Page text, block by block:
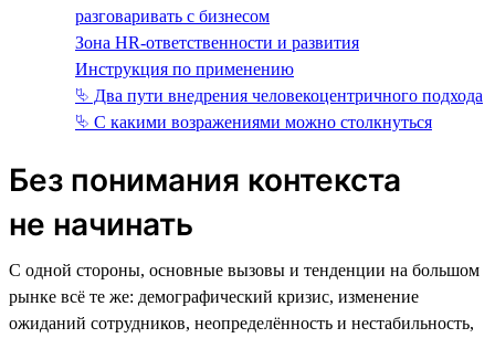
разговаривать с бизнесом
Зона HR-ответственности и развития
Инструкция по применению
⮱ Два пути внедрения человекоцентричного подхода
⮱ С какими возражениями можно столкнуться
Без понимания контекста
не начинать
С одной стороны, основные вызовы и тенденции на большом
рынке всё те же: демографический кризис, изменение
ожиданий сотрудников, неопределённость и нестабильность,